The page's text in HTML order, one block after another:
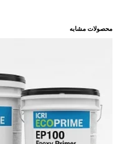
محصولات مشابه